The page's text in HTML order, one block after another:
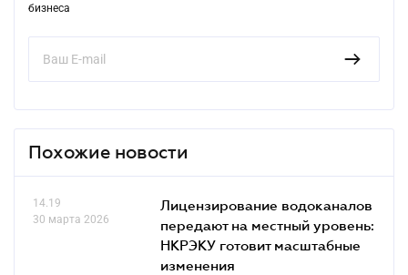
бизнеса
Похожие новости
14.19
30 марта 2026
Лицензирование водоканалов
передают на местный уровень:
НКРЭКУ готовит масштабные
изменения